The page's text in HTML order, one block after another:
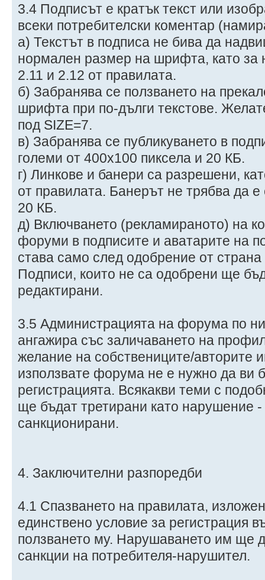
3.4 Подписът е кратък текст или
всеки потребителски коментар
а) Текстът в подписа не бива да
нормален размер на шрифта, като за
2.11 и 2.12 от правилата.
б) Забранява се ползването на
шрифта при по-дълги текстове.
под SIZE=7.
в) Забранява се публикуването в
големи от 400х100 пиксела и 20 КБ.
г) Линкове и банери са разрешени,
от правилата. Банерът не трябва да
20 КБ.
д) Включването (рекламираното) на
форуми в подписите и аватарите на
става само след одобрение от
Подписи, които не са одобрени ще
редактирани.
3.5 Администрацията на форума по
ангажира със заличаването на
желание на собствениците/авторите
използвате форума не е нужно да ви
регистрацията. Всякакви теми с
ще бъдат третирани като нарушение -
санкционирани.
4. Заключителни разпоредби
4.1 Спазването на правилата,
единствено условие за регистрация
ползването му. Нарушаването им ще
санкции на потребителя-нарушител.